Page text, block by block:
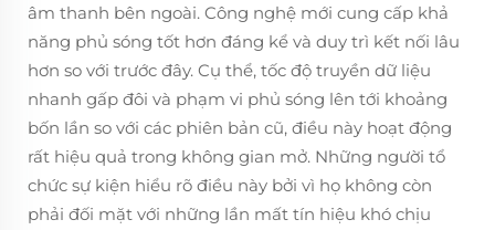
âm thanh bên ngoài. Công nghệ mới cung cấp khả
năng phủ sóng tốt hơn đáng kể và duy trì kết nối lâu
hơn so với trước đây. Cụ thể, tốc độ truyền dữ liệu
nhanh gấp đôi và phạm vi phủ sóng lên tới khoảng
bốn lần so với các phiên bản cũ, điều này hoạt động
rất hiệu quả trong không gian mở. Những người tổ
chức sự kiện hiểu rõ điều này bởi vì họ không còn
phải đối mặt với những lần mất tín hiệu khó chịu